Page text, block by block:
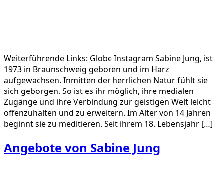
Weiterführende Links: Globe Instagram Sabine Jung, ist
1973 in Braunschweig geboren und im Harz
aufgewachsen. Inmitten der herrlichen Natur fühlt sie
sich geborgen. So ist es ihr möglich, ihre medialen
Zugänge und ihre Verbindung zur geistigen Welt leicht
offenzuhalten und zu erweitern. Im Alter von 14 Jahren
beginnt sie zu meditieren. Seit ihrem 18. Lebensjahr […]
Angebote von Sabine Jung